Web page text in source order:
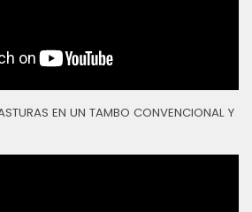
EN UN TAMBO CONVENCIONAL Y